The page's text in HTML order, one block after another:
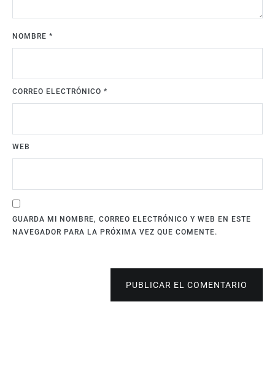
NOMBRE *
CORREO ELECTRÓNICO *
WEB
GUARDA MI NOMBRE, CORREO ELECTRÓNICO Y WEB EN ESTE
NAVEGADOR PARA LA PRÓXIMA VEZ QUE COMENTE.
PUBLICAR EL COMENTARIO